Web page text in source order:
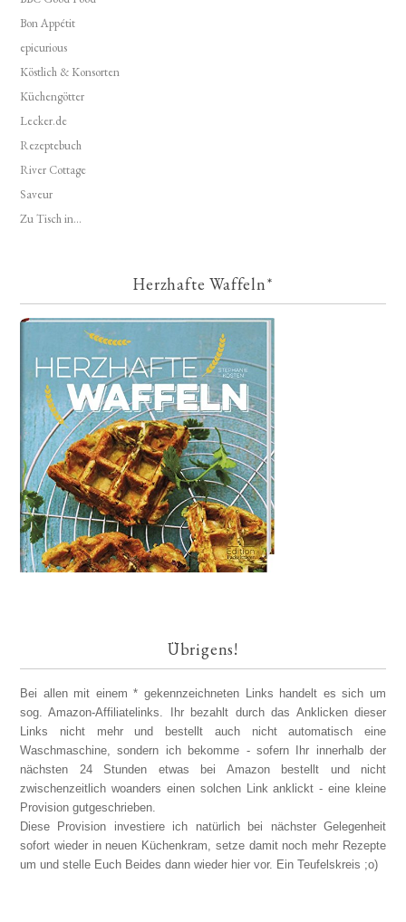
Bon Appétit
epicurious
Köstlich & Konsorten
Küchengötter
Lecker.de
Rezeptebuch
River Cottage
Saveur
Zu Tisch in...
Herzhafte Waffeln*
Übrigens!
Bei allen mit einem * gekennzeichneten Links handelt es sich um
sog. Amazon-Affiliatelinks. Ihr bezahlt durch das Anklicken dieser
Links nicht mehr und bestellt auch nicht automatisch eine
Waschmaschine, sondern ich bekomme - sofern Ihr innerhalb der
nächsten 24 Stunden etwas bei Amazon bestellt und nicht
zwischenzeitlich woanders einen solchen Link anklickt - eine kleine
Provision gutgeschrieben.
Diese Provision investiere ich natürlich bei nächster Gelegenheit
sofort wieder in neuen Küchenkram, setze damit noch mehr Rezepte
um und stelle Euch Beides dann wieder hier vor. Ein Teufelskreis ;o)